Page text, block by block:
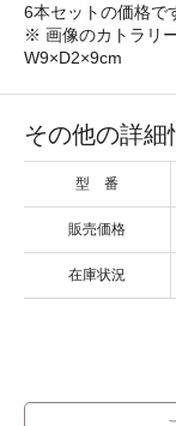
6本セットの価格で
※ 画像のカトラリ
W9×D2×9cm
その他の詳細
型 番
販売価格
在庫状況